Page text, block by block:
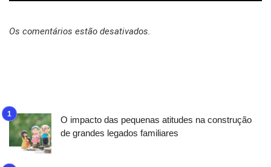
Os comentários estão desativados.
O impacto das pequenas atitudes na construção
de grandes legados familiares